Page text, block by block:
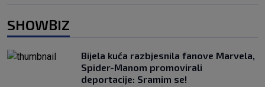
SHOWBIZ
Bijela kuća razbjesnila fanove Marvela,
Spider-Manom promovirali
deportacije: Sramim se!